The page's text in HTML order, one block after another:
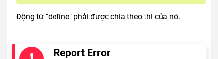
Động từ "define" phải được chia theo thì của nó.
Report Error